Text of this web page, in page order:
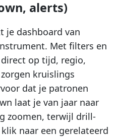
alerts)
je dashboard van
Met filters en
op tijd, regio,
kruislings
dat je patronen
laat je van jaar naar
zoomen, terwijl drill-
naar een gerelateerd